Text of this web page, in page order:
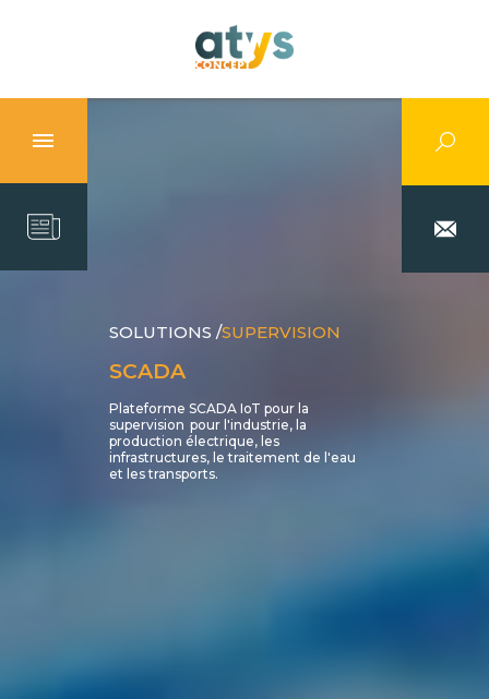
SOLUTIONS /SUPERVISION
SCADA
Plateforme SCADA IoT pour la
supervision pour l'industrie, la
production électrique, les
infrastructures, le traitement de l'eau
et les transports.